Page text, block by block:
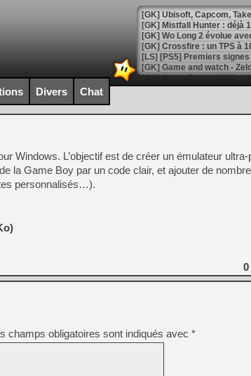
[GK] Mistfall Hunter : déjà
[GK] Wo Long 2 évolue
[GK] Crossfire : un TPS à
[LS] [PS5] Premiers
[Mo5] DOOM arrive en
[GK] Bethesda fête les 30
[GK] Roblox : l'action en
[GK] Agenda - GeForce
[LS] [PS5] ps5-y2jb-
[GK] Pourquoi Marvel
[GK] Test : Restory : Chill
[GK] GTA 6 : Rockstar
[GK] Hot Wheels Infinite
[GK] Mémoire cash -
[GK] Résultats Nintendo :
[GK] Déjà des
[Mo5] Brickboy cherche à
[GK] Minecraft et ses «
[GK] Beast of
Divers Chat
Windows. L’objectif est de créer un émulateur
la Game Boy par un code clair, et ajouter de
personnalisés…).
0
champs obligatoires sont indiqués avec *